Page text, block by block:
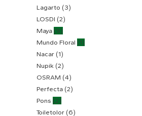
Lagarto (3)
LOSDI (2)
Maya (9)
Mundo Floral (1)
Nacar (1)
Nupik (2)
OSRAM (4)
Perfecta (2)
Pons (2)
Toiletolor (6)